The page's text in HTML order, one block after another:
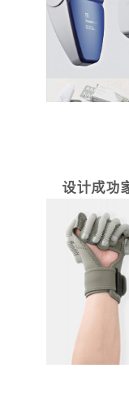
设计成功